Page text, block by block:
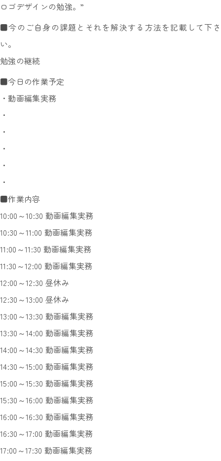
ロゴデザインの勉強。”
■今のご自身の課題とそれを解決する方法を記載して下さ
い。
勉強の継続
■今日の作業予定
・動画編集実務
・
・
・
・
・
■作業内容
10:00～10:30 動画編集実務
10:30～11:00 動画編集実務
11:00～11:30 動画編集実務
11:30～12:00 動画編集実務
12:00～12:30 昼休み
12:30～13:00 昼休み
13:00～13:30 動画編集実務
13:30～14:00 動画編集実務
14:00～14:30 動画編集実務
14:30～15:00 動画編集実務
15:00～15:30 動画編集実務
15:30～16:00 動画編集実務
16:00～16:30 動画編集実務
16:30～17:00 動画編集実務
17:00～17:30 動画編集実務